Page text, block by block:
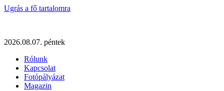
Ugrás a fő tartalomra
2026.08.07. péntek
Rólunk
Kapcsolat
Fotópályázat
Magazin